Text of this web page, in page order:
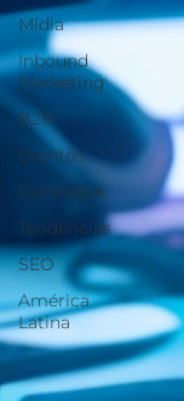
Mídia
Inbound
Marketing
B2B
Eventos
Estratégia
Tendências
SEO
América
Latina